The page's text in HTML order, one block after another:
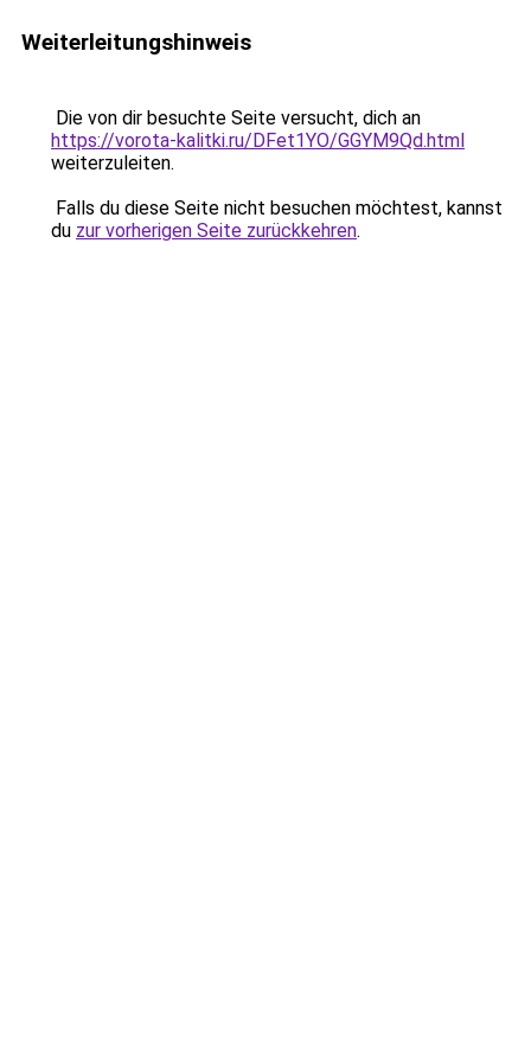
Weiterleitungshinweis
Die von dir besuchte Seite versucht, dich an
https://vorota-kalitki.ru/DFet1YO/GGYM9Qd.html
weiterzuleiten.
Falls du diese Seite nicht besuchen möchtest, kannst
du zur vorherigen Seite zurückkehren.